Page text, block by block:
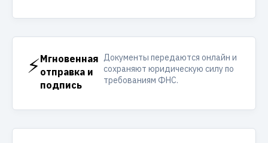
⚡Мгновенная
отправка и
подпись
Документы передаются онлайн и
сохраняют юридическую силу по
требованиям ФНС.